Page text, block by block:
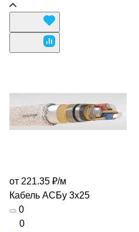
от 221.35 ₽/м
Кабель АСБу 3х25
0
0